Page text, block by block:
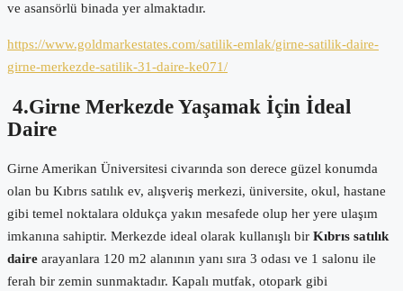
ve asansörlü binada yer almaktadır.
https://www.goldmarkestates.com/satilik-emlak/girne-satilik-daire-
girne-merkezde-satilik-31-daire-ke071/
4.Girne Merkezde Yaşamak İçin İdeal
Daire
Girne Amerikan Üniversitesi civarında son derece güzel konumda
olan bu Kıbrıs satılık ev, alışveriş merkezi, üniversite, okul, hastane
gibi temel noktalara oldukça yakın mesafede olup her yere ulaşım
imkanına sahiptir. Merkezde ideal olarak kullanışlı bir Kıbrıs satılık
daire arayanlara 120 m2 alanının yanı sıra 3 odası ve 1 salonu ile
ferah bir zemin sunmaktadır. Kapalı mutfak, otopark gibi